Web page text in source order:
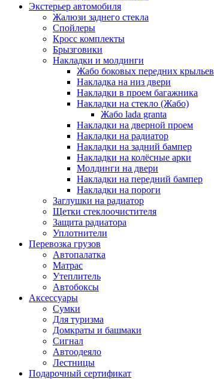
Экстерьер автомобиля
Жалюзи заднего стекла
Спойлеры
Кросс комплекты
Брызговики
Накладки и молдинги
Жабо боковых передних крыльев
Накладка на низ двери
Накладки в проем багажника
Накладки на стекло (Жабо)
Жабо lada granta
Накладки на дверной проем
Накладки на радиатор
Накладки на задний бампер
Накладки на колёсные арки
Молдинги на двери
Накладки на передний бампер
Накладки на пороги
Заглушки на радиатор
Щетки стеклоочистителя
Защита радиатора
Уплотнители
Перевозка грузов
Автопалатка
Матрас
Утеплитель
Автобоксы
Аксессуары
Сумки
Для туризма
Домкраты и башмаки
Сигнал
Автоодеяло
Лестницы
Подарочный сертификат